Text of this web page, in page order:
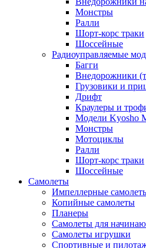
Монстры
Ралли
Шорт-корс траки
Шоссейные
Радиоуправляемые
Багги
Внедорожники
Грузовики и
Дрифт
Краулеры и
Модели Kyosho
Монстры
Мотоциклы
Ралли
Шорт-корс траки
Шоссейные
Самолеты
Импеллерные
Копийные самолеты
Планеры
Самолеты для
Самолеты игрушки
Спортивные и